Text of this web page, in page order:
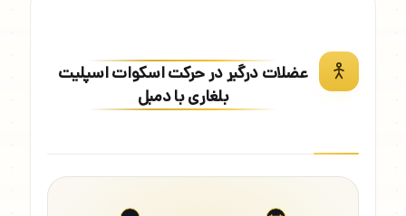
عضلات درگیر در حرکت اسکوات اسپلیت
بلغاری با دمبل